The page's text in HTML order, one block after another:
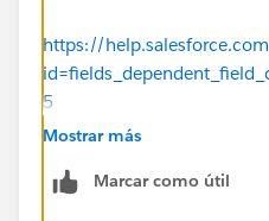
https://
5
Mostrar más
Marcar como útil